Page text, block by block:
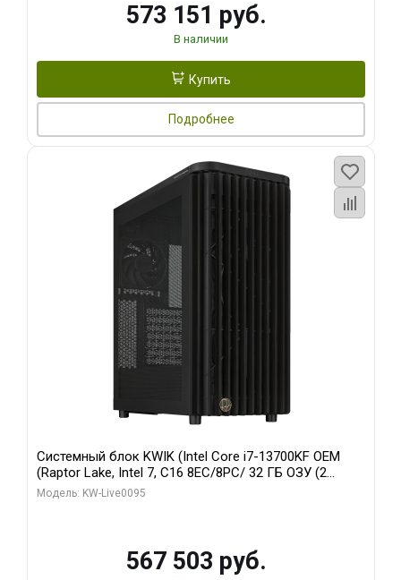
573 151 руб.
В наличии
Купить
Подробнее
Системный блок KWIK (Intel Core i7-13700KF OEM
(Raptor Lake, Intel 7, C16 8EC/8PC/ 32 ГБ ОЗУ (2
модуля)/ Afox RTX4090 24GB GDDR6X 384-Bit 3xDP
Модель: KW-Live0095
567 503 руб.